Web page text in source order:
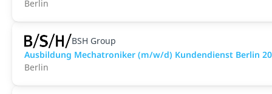
Berlin
BSH Group
Ausbildung Mechatroniker (m/w/d) Kundendienst Berlin
Berlin